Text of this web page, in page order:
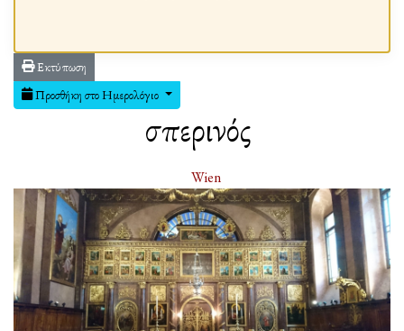
Εκτύπωση
Προσθήκη στο Ημερολόγιο
Ἑσπερινός
Wien